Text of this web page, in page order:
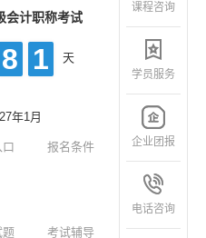
会计职称考试
8 1 天
年1月
报名条件
题
考试辅导
课程咨询
学员服务
企业团报
电话咨询